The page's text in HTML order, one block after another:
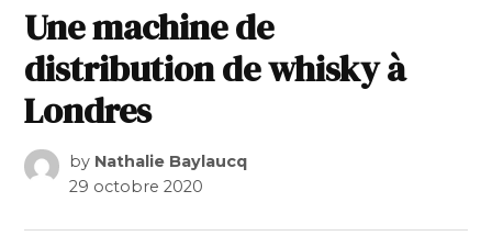
Une machine de
distribution de whisky à
Londres
by Nathalie Baylaucq
29 octobre 2020